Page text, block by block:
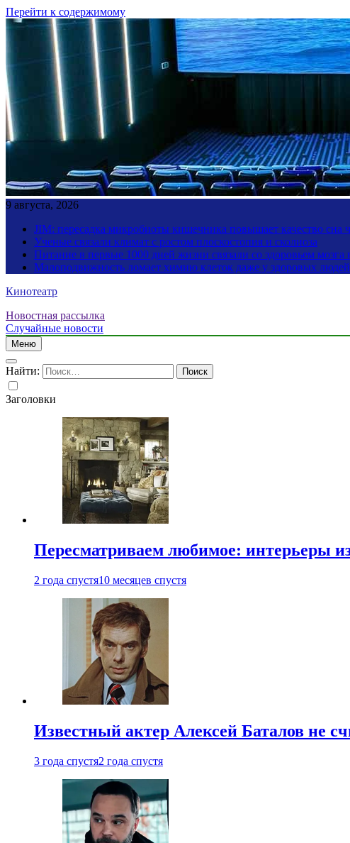
Перейти к содержимому
9 августа, 2026
JIM: пересадка микробиоты кишечника повышает качество сна
Ученые связали климат с ростом плоскостопия и сколиоза
Питание в первые 1000 дней жизни связали со здоровьем мозга
Малоподвижность ломает химию клеток даже у здоровых
Кинотеатр
Новостная рассылка
Случайные новости
Меню
Найти:
Заголовки
Пересматриваем любимое: интерьеры
2 года спустя10 месяцев спустя
Известный актер Алексей Баталов не
3 года спустя2 года спустя